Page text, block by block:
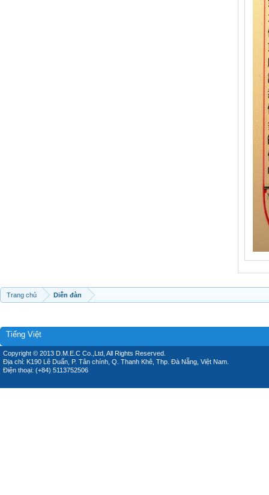
Trang chủ Diễn đàn
Tiếng Việt
Copyright © 2013 D.M.E.C Co.,Ltd, All Rights Reserved.
Địa chỉ: K190 Lê Duẩn, P. Tân chính, Q. Thanh Khê, Thp. Đà Nẵng, Việt Nam.
Điện thoại: (+84) 5113752506